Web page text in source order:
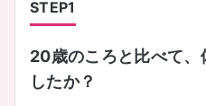
STEP1
20歳のころと比べて
したか？